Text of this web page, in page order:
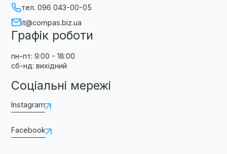
тел. 096 043-00-05
it@compas.biz.ua
Графік роботи
пн-пт: 9:00 - 18:00
сб-нд: вихідний
Соціальні мережі
Instagram
Facebook